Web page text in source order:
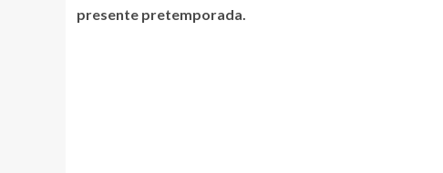
presente pretemporada.